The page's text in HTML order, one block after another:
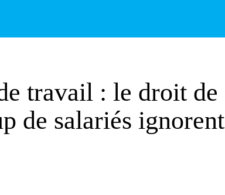
travail : le droit de
de salariés ignorent